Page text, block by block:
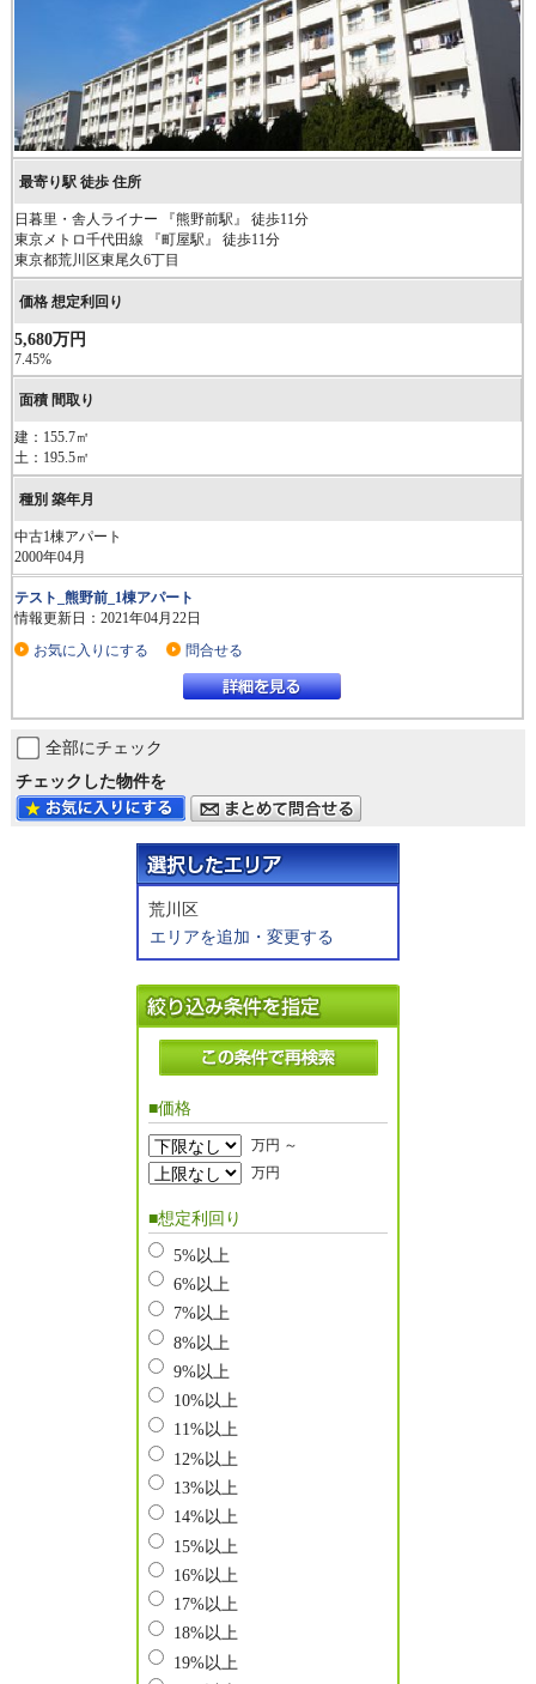
日暮里・舎人ライナー 『熊野前駅』 徒歩11分
東京メトロ千代田線 『町屋駅』 徒歩11分
東京都荒川区東尾久6丁目
5,680万円
7.45%
建：155.7㎡
土：195.5㎡
中古1棟アパート
2000年04月
テスト_熊野前_1棟アパート
情報更新日：2021年04月22日
お気に入りにする
問合せる
全部にチェック
チェックした物件を
荒川区
エリアを追加・変更する
■価格
万円 ～
万円
■想定利回り
5%以上
6%以上
7%以上
8%以上
9%以上
10%以上
11%以上
12%以上
13%以上
14%以上
15%以上
16%以上
17%以上
18%以上
19%以上